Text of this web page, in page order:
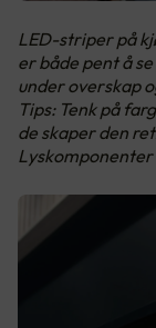
LED-striper på
er både pent å
under overskap
Tips: Tenk på
de skaper den
Lyskomponenter